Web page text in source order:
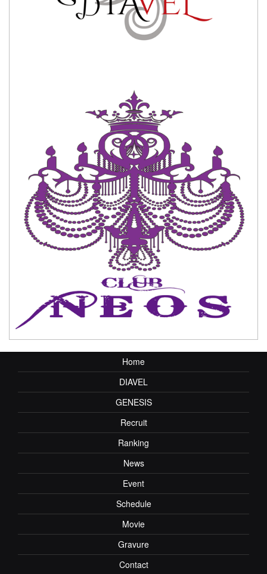
Home
DIAVEL
GENESIS
Recruit
Ranking
News
Event
Schedule
Movie
Gravure
Contact